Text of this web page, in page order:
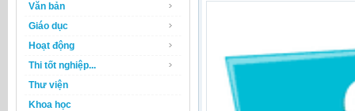
Văn bản
Giáo dục
Hoạt động
Thi tốt nghiệp...
Thư viện
Khoa học